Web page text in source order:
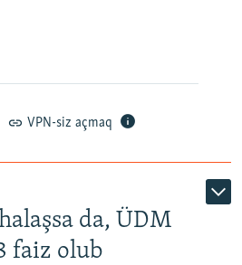
VPN-siz açmaq
da, ÜDM
faiz olub